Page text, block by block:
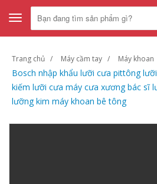
Toggle
navigation
Trang chủ Máy cầm tay Máy khoan
Bosch nhập khẩu lưỡi cưa pittông
kiếm lưỡi cưa máy cưa xương bác sĩ
lưỡng kim máy khoan bê tông